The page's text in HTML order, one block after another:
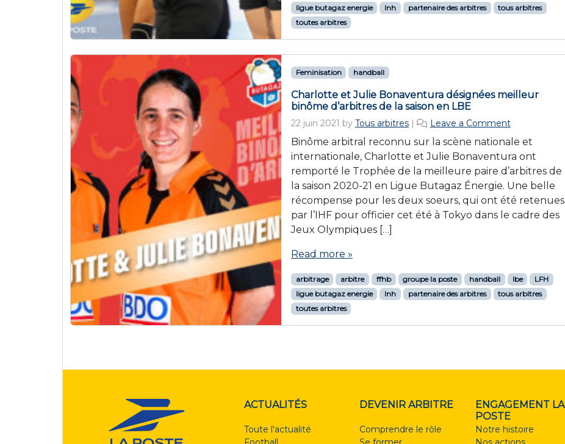
ligue butagaz energie
lnh partenaire des arbitres
tous arbitres
toutes arbitres
Feminisation handball
Charlotte et Julie Bonaventura désignées meilleur
binôme d’arbitres de la saison en LBE
22 juin 2021 by Tous arbitres | Leave a Comment
Binôme arbitral reconnu sur la scène nationale et
internationale, Charlotte et Julie Bonaventura ont
remporté le Trophée de la meilleure paire d’arbitres de
la saison 2020-21 en Ligue Butagaz Énergie. Une belle
récompense pour les deux soeurs, qui ont été retenues
par l’IHF pour officier cet été à Tokyo dans le cadre des
Jeux Olympiques […]
Read more »
arbitrage arbitre ffhb groupe la poste handball lbe
LFH
ligue butagaz energie
lnh partenaire des arbitres
tous arbitres
toutes arbitres
ACTUALITÉS
Toute l'actualité
DEVENIR ARBITRE
Comprendre le rôle
ENGAGEMENT LA
POSTE
Notre histoire